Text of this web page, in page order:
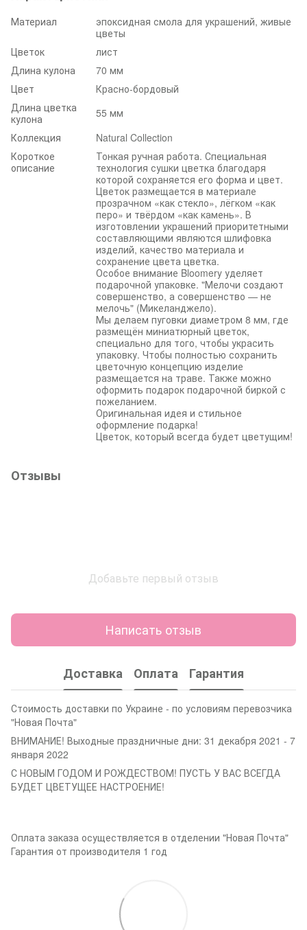
Материал
эпоксидная смола для украшений, живые
цветы
Цветок
лист
Длина кулона
70 мм
Цвет
Красно-бордовый
Длина цветка
кулона
55 мм
Коллекция
Natural Collection
Короткое
описание
Тонкая ручная работа. Специальная
технология сушки цветка благодаря
которой сохраняется его форма и цвет.
Цветок размещается в материале
прозрачном «как стекло», лёгком «как
перо» и твёрдом «как камень». В
изготовлении украшений приоритетными
составляющими являются шлифовка
изделий, качество материала и
сохранение цвета цветка.
Особое внимание Bloomery уделяет
подарочной упаковке. "Мелочи создают
совершенство, а совершенство — не
мелочь" (Микеланджело).
Мы делаем пуговки диаметром 8 мм, где
размещён миниатюрный цветок,
специально для того, чтобы украсить
упаковку. Чтобы полностью сохранить
цветочную концепцию изделие
размещается на траве. Также можно
оформить подарок подарочной биркой с
пожеланием.
Оригинальная идея и стильное
оформление подарка!
Цветок, который всегда будет цветущим!
Отзывы
Добавьте первый отзыв
Написать отзыв
Доставка Оплата Гарантия
Стоимость доставки по Украине - по условиям перевозчика
"Новая Почта"
ВНИМАНИЕ! Выходные праздничные дни: 31 декабря 2021 - 7
января 2022
С НОВЫМ ГОДОМ И РОЖДЕСТВОМ! ПУСТЬ У ВАС ВСЕГДА
БУДЕТ ЦВЕТУЩЕЕ НАСТРОЕНИЕ!
Оплата заказа осуществляется в отделении "Новая Почта"
Гарантия от производителя 1 год